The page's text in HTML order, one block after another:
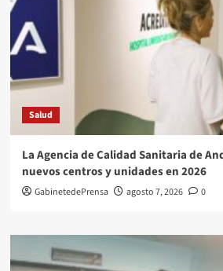
Salud
La Agencia de Calidad Sanitaria de
nuevos centros y unidades en 2026
GabinetedePrensa agosto 7, 2026 0